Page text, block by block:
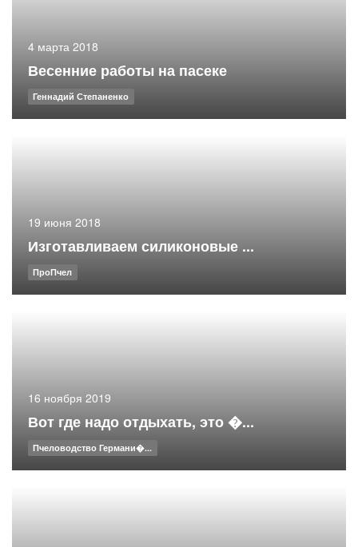
4 марта 2018
Весенние работы на пасеке
Геннадий Степаненко
19 июня 2018
Изготавливаем силиконовые ...
ПроПчел
16 ноября 2019
Вот где надо отдыхать, это �...
Пчеловодство Германи�...